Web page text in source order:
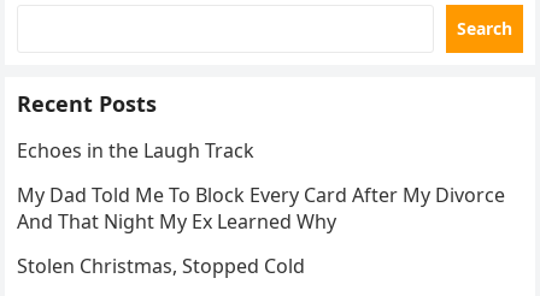
Search
Recent Posts
Echoes in the Laugh Track
My Dad Told Me To Block Every Card After My Divorce
And That Night My Ex Learned Why
Stolen Christmas, Stopped Cold